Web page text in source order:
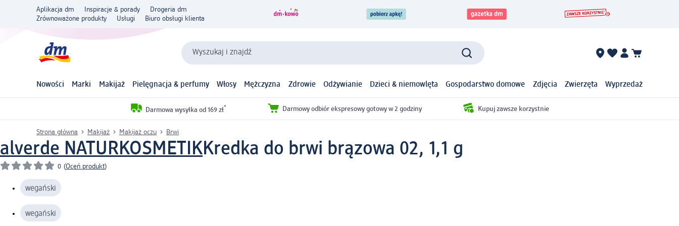
Aplikacja dm Inspiracje & porady
Drogeria dm
Zrównoważone produkty
Usługi Biuro obsługi klienta
Wyszukaj i znajdź
Nowości Marki Makijaż Pielęgnacja & perfumy Włosy Mężczyzna Zdrowie Odżywianie Dzieci & niemowlęta Gospodarstwo domowe Zdjęcia Zwierzęta Wyprzedaż
Darmowa wysyłka od 169 zł* Darmowy odbiór ekspresowy gotowy w 2 godziny Kupuj zawsze korzystnie
Strona główna Makijaż Makijaż oczu Brwi
alverde NATURKOSMETIKKredka do brwi brązowa 02, 1,1 g
0 (Oceń produkt)
wegański
wegański